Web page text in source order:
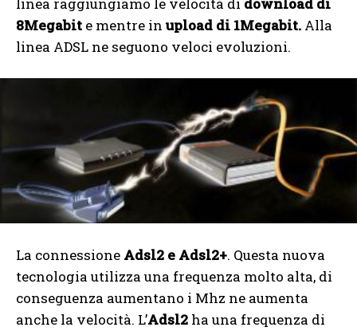
8Megabit e mentre in upload di 1Megabit. Alla
linea ADSL ne seguono veloci evoluzioni.
La connessione Adsl2 e Adsl2+. Questa nuova
tecnologia utilizza una frequenza molto alta, di
conseguenza aumentano i Mhz ne aumenta
anche la velocità. L’Adsl2 ha una frequenza di